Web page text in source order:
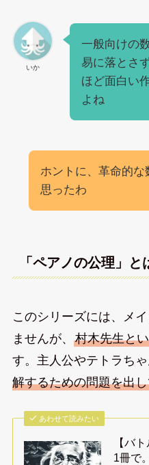
いか
一般向けの
易に落とさ
ほど面白い
よね
ホントに、革命的な
思ったわ
「ペアノの公理」と
このシリーズには、メ
ませんが、 村木先生と
す。主人公やテトラちゃ
解するための問題を出
あわせて読みたい
【バ
1冊で